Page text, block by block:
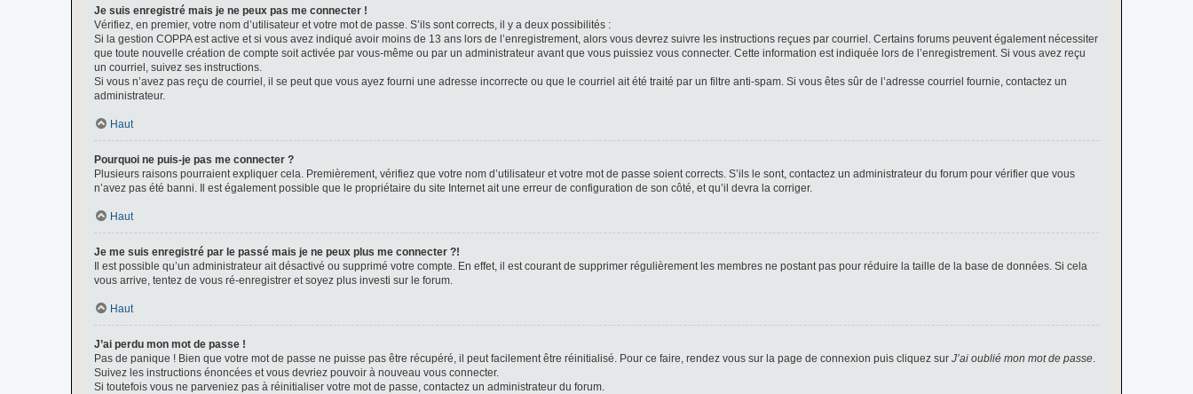
Je suis enregistré mais je ne peux pas me connecter !
Vérifiez, en premier, votre nom d’utilisateur et votre mot de passe. S’ils sont corrects, il y a deux possibilités :
Si la gestion COPPA est active et si vous avez indiqué avoir moins de 13 ans lors de l’enregistrement, alors vous devrez suivre les instructions reçues par courriel. Certains forums peuvent également nécessiter
que toute nouvelle création de compte soit activée par vous-même ou par un administrateur avant que vous puissiez vous connecter. Cette information est indiquée lors de l’enregistrement. Si vous avez reçu
un courriel, suivez ses instructions.
Si vous n’avez pas reçu de courriel, il se peut que vous ayez fourni une adresse incorrecte ou que le courriel ait été traité par un filtre anti-spam. Si vous êtes sûr de l’adresse courriel fournie, contactez un
administrateur.
Haut
Pourquoi ne puis-je pas me connecter ?
Plusieurs raisons pourraient expliquer cela. Premièrement, vérifiez que votre nom d’utilisateur et votre mot de passe soient corrects. S’ils le sont, contactez un administrateur du forum pour vérifier que vous
n’avez pas été banni. Il est également possible que le propriétaire du site Internet ait une erreur de configuration de son côté, et qu’il devra la corriger.
Haut
Je me suis enregistré par le passé mais je ne peux plus me connecter ?!
Il est possible qu’un administrateur ait désactivé ou supprimé votre compte. En effet, il est courant de supprimer régulièrement les membres ne postant pas pour réduire la taille de la base de données. Si cela
vous arrive, tentez de vous ré-enregistrer et soyez plus investi sur le forum.
Haut
J’ai perdu mon mot de passe !
Pas de panique ! Bien que votre mot de passe ne puisse pas être récupéré, il peut facilement être réinitialisé. Pour ce faire, rendez vous sur la page de connexion puis cliquez sur J’ai oublié mon mot de passe
Suivez les instructions énoncées et vous devriez pouvoir à nouveau vous connecter.
Si toutefois vous ne parveniez pas à réinitialiser votre mot de passe, contactez un administrateur du forum.